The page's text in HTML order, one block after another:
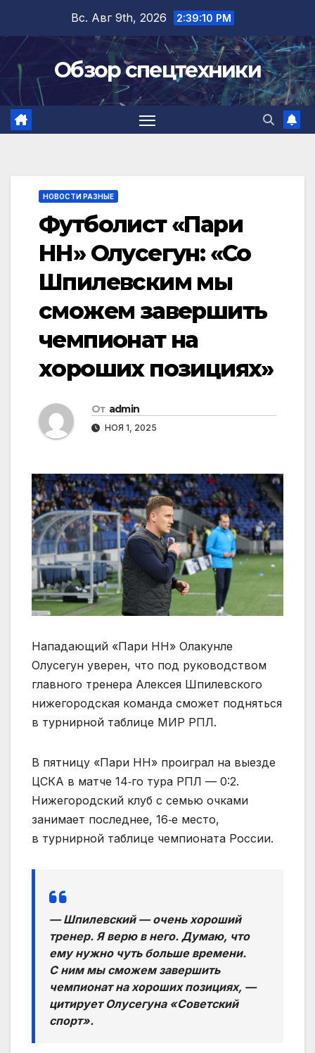
содержимому
Вс. Авг 9th, 2026 2:39:10 PM
Обзор спецтехники
НОВОСТИ РАЗНЫЕ
Футболист «Пари
НН» Олусегун: «Со
Шпилевским мы
сможем завершить
чемпионат на
хороших позициях»
От admin
НОЯ 1, 2025
Нападающий «Пари НН» Олакунле
Олусегун уверен, что под руководством
главного тренера Алексея Шпилевского
нижегородская команда сможет подняться
в турнирной таблице МИР РПЛ.
В пятницу «Пари НН» проиграл на выезде
ЦСКА в матче 14‑го тура РПЛ — 0:2.
Нижегородский клуб с семью очками
занимает последнее, 16‑е место,
в турнирной таблице чемпионата России.
— Шпилевский — очень хороший
тренер. Я верю в него. Думаю, что
ему нужно чуть больше времени.
С ним мы сможем завершить
чемпионат на хороших позициях, —
цитирует Олусегуна «Советский
спорт».